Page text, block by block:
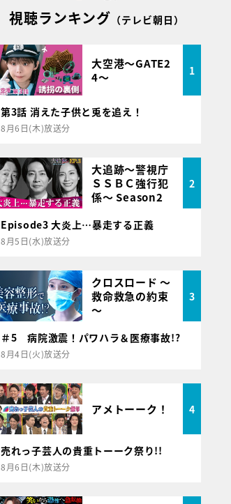
視聴ランキング （テレビ朝日）
大空港～GATE2
4～
1
第3話 消えた子供と兎を追え！
8月6日(木)放送分
大追跡～警視庁
ＳＳＢＣ強行犯
係～ Season2
2
Episode3 大炎上…暴走する正義
8月5日(水)放送分
クロスロード ～
救命救急の約束
～
3
＃5 病院激震！パワハラ＆医療事故!?
8月4日(火)放送分
アメトーーク！ 4
売れっ子芸人の貴重トーーク祭り!!
8月6日(木)放送分